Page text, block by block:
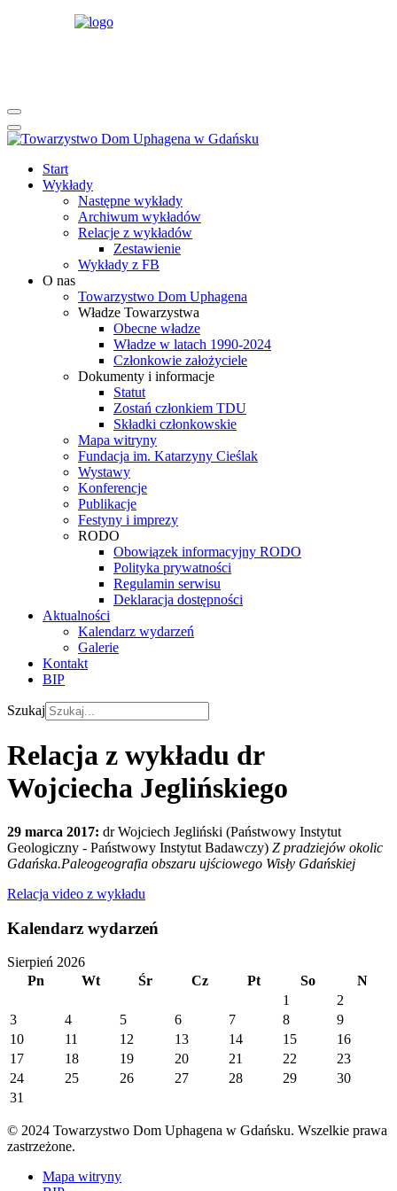
Start
Wykłady
Następne wykłady
Archiwum wykładów
Relacje z wykładów
Zestawienie
Wykłady z FB
O nas
Towarzystwo Dom Uphagena
Władze Towarzystwa
Obecne władze
Władze w latach 1990-2024
Członkowie założyciele
Dokumenty i informacje
Statut
Zostań członkiem TDU
Składki członkowskie
Mapa witryny
Fundacja im. Katarzyny Cieślak
Wystawy
Konferencje
Publikacje
Festyny i imprezy
RODO
Obowiązek informacyjny RODO
Polityka prywatności
Regulamin serwisu
Deklaracja dostępności
Aktualności
Kalendarz wydarzeń
Galerie
Kontakt
BIP
Szukaj
Relacja z wykładu dr
Wojciecha Jeglińskiego
29 marca 2017: dr Wojciech Jegliński (Państwowy Instytut
Geologiczny - Państwowy Instytut Badawczy) Z pradziejów okolic
Gdańska.Paleogeografia obszaru ujściowego Wisły Gdańskiej
Relacja video z wykładu
Kalendarz wydarzeń
Sierpień 2026
Pn
Wt Śr Cz Pt So
N
1
2
3
4 5 6 7 8
9
10
11 12 13 14 15
16
17
18 19 20 21 22
23
24
25 26 27 28 29
30
31
© 2024 Towarzystwo Dom Uphagena w Gdańsku. Wszelkie prawa
zastrzeżone.
Mapa witryny